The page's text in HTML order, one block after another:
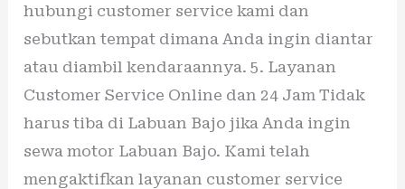
hubungi customer service kami dan
sebutkan tempat dimana Anda ingin diantar
atau diambil kendaraannya. 5. Layanan
Customer Service Online dan 24 Jam Tidak
harus tiba di Labuan Bajo jika Anda ingin
sewa motor Labuan Bajo. Kami telah
mengaktifkan layanan customer service